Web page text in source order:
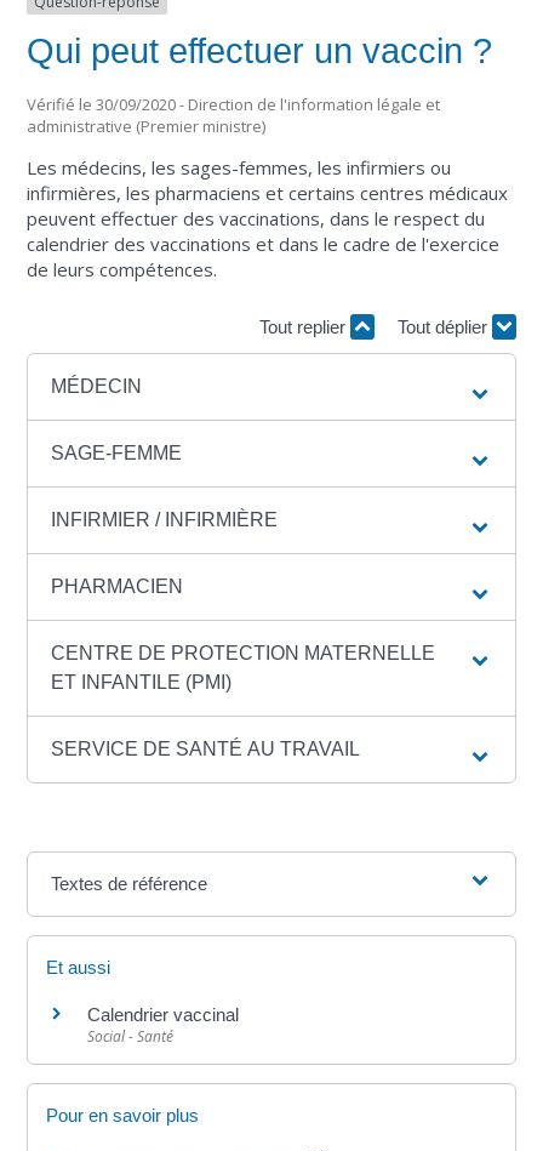
Qui peut effectuer un vaccin ?
Vérifié le 30/09/2020 - Direction de l'information légale et
administrative (Premier ministre)
Les médecins, les sages-femmes, les infirmiers ou
infirmières, les pharmaciens et certains centres médicaux
peuvent effectuer des vaccinations, dans le respect du
calendrier des vaccinations et dans le cadre de l'exercice
de leurs compétences.
Tout replier Tout déplier
MÉDECIN
SAGE-FEMME
INFIRMIER / INFIRMIÈRE
PHARMACIEN
CENTRE DE PROTECTION MATERNELLE
ET INFANTILE (PMI)
SERVICE DE SANTÉ AU TRAVAIL
Textes de référence
Et aussi
Calendrier vaccinal
Social - Santé
Pour en savoir plus